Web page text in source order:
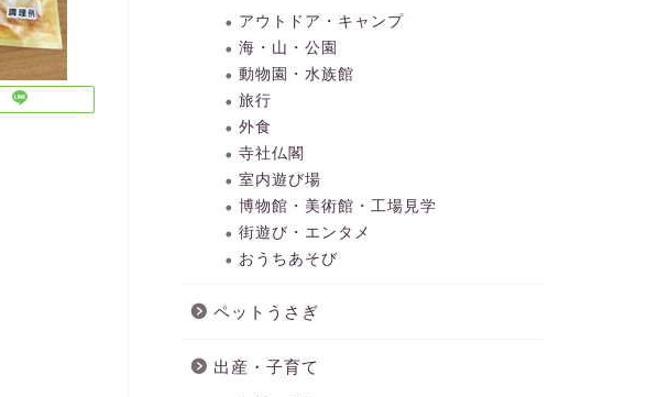
アウトドア・キャンプ
海・山・公園
動物園・水族館
旅行
外食
寺社仏閣
室内遊び場
博物館・美術館・工場見学
街遊び・エンタメ
おうちあそび
ペットうさぎ
出産・子育て